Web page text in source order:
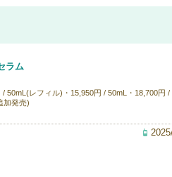
ラム
50mL(レフィル)・15,950円 / 50mL・18,700円 /
加発売)